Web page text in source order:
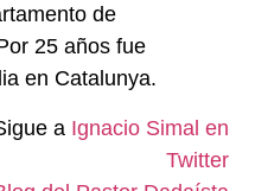
de
25 años fue
en Catalunya.
a Ignacio Simal en
Twitter